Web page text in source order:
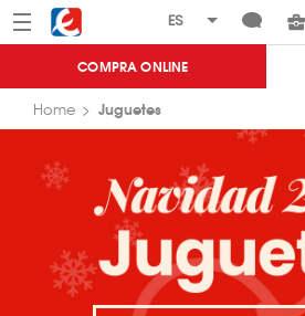
Menú Eroski
COMPRA ONLINE
Home Juguetes